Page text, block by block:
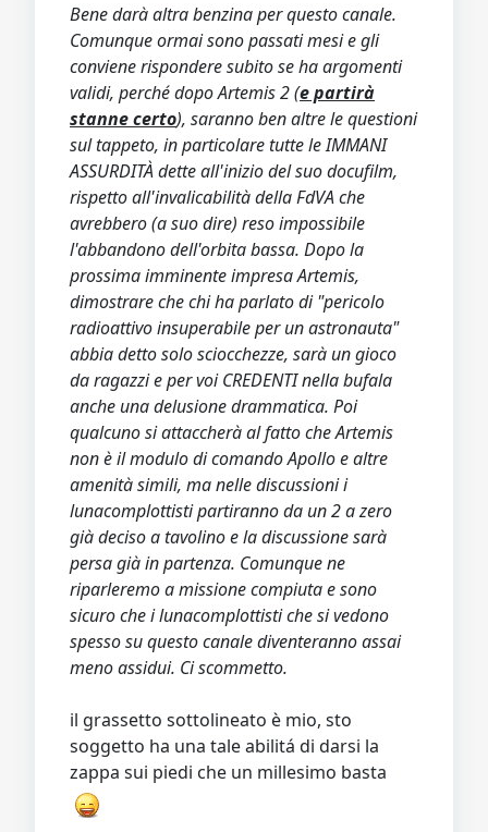
Bene darà altra benzina per questo canale.
Comunque ormai sono passati mesi e gli
conviene rispondere subito se ha argomenti
validi, perché dopo Artemis 2 (e partirà
stanne certo), saranno ben altre le questioni
sul tappeto, in particolare tutte le IMMANI
ASSURDITÀ dette all'inizio del suo docufilm,
rispetto all'invalicabilità della FdVA che
avrebbero (a suo dire) reso impossibile
l'abbandono dell'orbita bassa. Dopo la
prossima imminente impresa Artemis,
dimostrare che chi ha parlato di "pericolo
radioattivo insuperabile per un astronauta"
abbia detto solo sciocchezze, sarà un gioco
da ragazzi e per voi CREDENTI nella bufala
anche una delusione drammatica. Poi
qualcuno si attaccherà al fatto che Artemis
non è il modulo di comando Apollo e altre
amenità simili, ma nelle discussioni i
lunacomplottisti partiranno da un 2 a zero
già deciso a tavolino e la discussione sarà
persa già in partenza. Comunque ne
riparleremo a missione compiuta e sono
sicuro che i lunacomplottisti che si vedono
spesso su questo canale diventeranno assai
meno assidui. Ci scommetto.
il grassetto sottolineato è mio, sto
soggetto ha una tale abilitá di darsi la
zappa sui piedi che un millesimo basta